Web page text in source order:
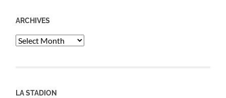
ARCHIVES
Archives
LA STADION